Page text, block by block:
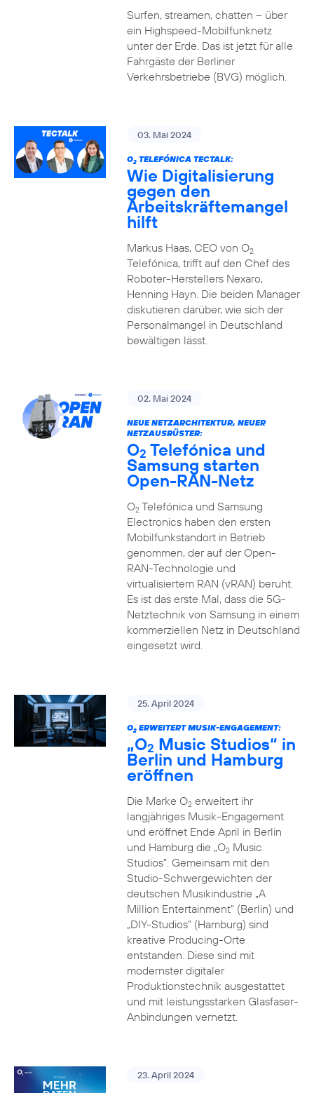
Surfen, streamen, chatten – über
ein Highspeed-Mobilfunknetz
unter der Erde. Das ist jetzt für alle
Fahrgäste der Berliner
Verkehrsbetriebe (BVG) möglich.
03. Mai 2024
O2TELEFÓNICA TECTALK:
Wie Digitalisierung
gegen den
Arbeitskräftemangel
hilft
Markus Haas, CEO von O2
Telefónica, trifft auf den Chef des
Roboter-Herstellers Nexaro,
Henning Hayn. Die beiden Manager
diskutieren darüber, wie sich der
Personalmangel in Deutschland
bewältigen lässt.
02. Mai 2024
NEUE NETZARCHITEKTUR, NEUER
NETZAUSRÜSTER:
O2 Telefónica und
Samsung starten
Open-RAN-Netz
O2Telefónica und Samsung
Electronics haben den ersten
Mobilfunkstandort in Betrieb
genommen, der auf der Open-
RAN-Technologie und
virtualisiertem RAN (vRAN) beruht.
Es ist das erste Mal, dass die 5G-
Netztechnik von Samsung in einem
kommerziellen Netz in Deutschland
eingesetzt wird.
25. April 2024
O2ERWEITERT MUSIK-ENGAGEMENT:
„O2 Music Studios“ in
Berlin und Hamburg
eröffnen
Die Marke O2erweitert ihr
langjähriges Musik-Engagement
und eröffnet Ende April in Berlin
und Hamburg die „O2Music
Studios”. Gemeinsam mit den
Studio-Schwergewichten der
deutschen Musikindustrie „A
Million Entertainment” (Berlin) und
„DIY-Studios” (Hamburg) sind
kreative Producing-Orte
entstanden. Diese sind mit
modernster digitaler
Produktionstechnik ausgestattet
und mit leistungsstarken Glasfaser-
Anbindungen vernetzt.
23. April 2024